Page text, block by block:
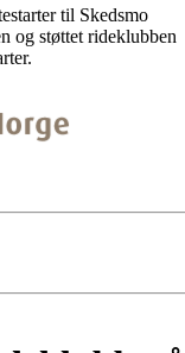
til Skedsmo
og støttet rideklubben